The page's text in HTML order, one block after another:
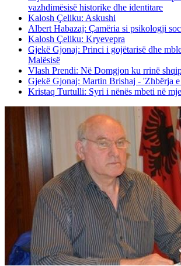
vazhdimësisë historike dhe identitare
Kalosh Çeliku: Askushi
Albert Habazaj: Çamëria si psikologji
Kalosh Çeliku: Kryevepra
Gjekë Gjonaj: Princi i gojëtarisë dhe
Malësisë
Vlash Prendi: Në Domgjon ku rrinë
Gjekë Gjonaj: Martin Brishaj - 'Zhbërja
Kristaq Turtulli: Syri i nënës mbeti në